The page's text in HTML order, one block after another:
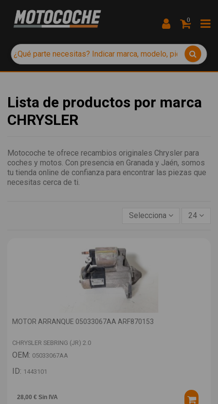
0
Lista de productos por marca
CHRYSLER
Motocoche te ofrece recambios originales Chrysler para
coches y motos. Con presencia en Granada y Jaén, somos
tu tienda online de confianza para encontrar las piezas que
necesitas cerca de ti.
Selecciona 24
MOTOR ARRANQUE 05033067AA ARF870153
CHRYSLER SEBRING (JR) 2.0
OEM: 05033067AA
ID: 1443101
28,00 € Sin IVA